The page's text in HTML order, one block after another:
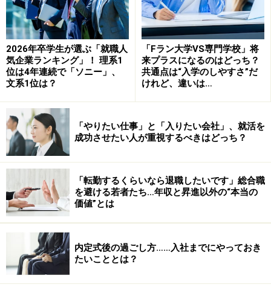
君の「過去」への質問対処法！
君の「過去」への質問の例を挙げる。
学生時代にあなたが最も力を入れて取り組んだこと
と、そこから得られたことを挙げてください。
と協働した経験について具体的に教えてください。
あなたを表す単語を挙げてください。
ご自身の経験をふまえて、あなたが考える成功と失
敗の違いを教えてください。
学生時代に最も力を注いだことは何ですか。そこで
得た事を当社でどのように活かしたいですか。
夫した・心がけたこと、またどのような成果を残し
たかという点を含めて具体的なエピソードを教えて
下さい。
2026年卒学生が選ぶ「就職人
気企業ランキング」！ 理系1
位は4年連続で「ソニー」、
文系1位は？
「Fラン大学VS専門学校」将
来プラスになるのはどっち？
共通点は“入学のしやすさ”だ
けれど、違いは…
「やりたい仕事」と「入りたい会社」、就活を
成功させたい人が重視するべきはどっち？
「転勤するくらいなら退職したいです」総合職
を避ける若者たち…年収と昇進以外の“本当の
価値”とは
内定式後の過ごし方……入社までにやっておき
たいこととは？